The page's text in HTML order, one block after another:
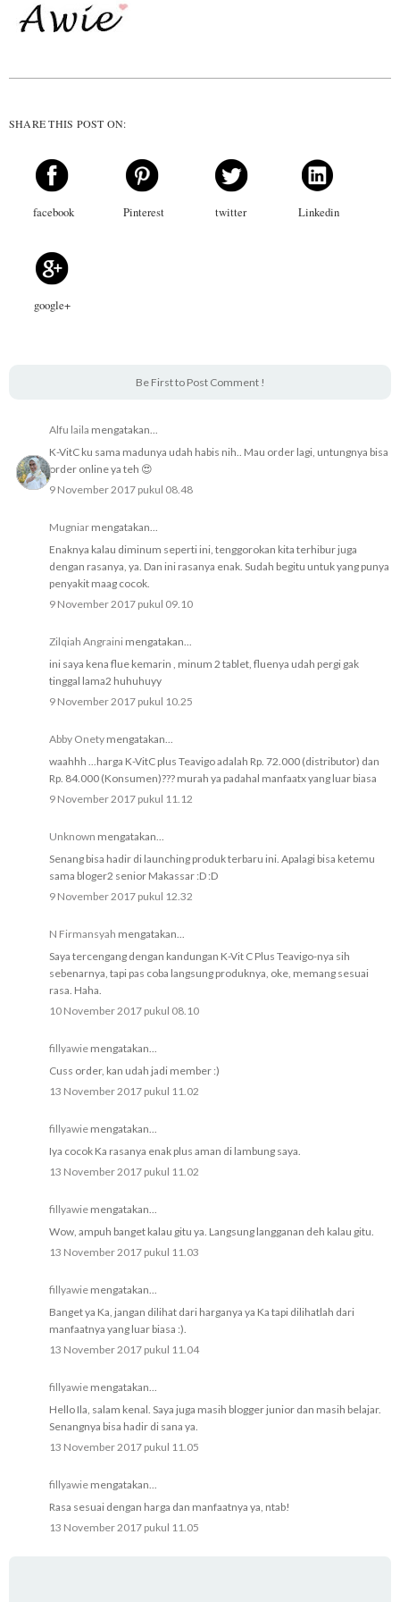
SHARE THIS POST ON:
facebook Pinterest twitter Linkedin
google+
Be First to Post Comment !
Alfu laila mengatakan...
K-VitC ku sama madunya udah habis nih.. Mau order lagi, untungnya bisa
order online ya teh 😍
9 November 2017 pukul 08.48
Mugniar mengatakan...
Enaknya kalau diminum seperti ini, tenggorokan kita terhibur juga
dengan rasanya, ya. Dan ini rasanya enak. Sudah begitu untuk yang punya
penyakit maag cocok.
9 November 2017 pukul 09.10
Zilqiah Angraini mengatakan...
ini saya kena flue kemarin , minum 2 tablet, fluenya udah pergi gak
tinggal lama2 huhuhuyy
9 November 2017 pukul 10.25
Abby Onety mengatakan...
waahhh ...harga K-VitC plus Teavigo adalah Rp. 72.000 (distributor) dan
Rp. 84.000 (Konsumen)??? murah ya padahal manfaatx yang luar biasa
9 November 2017 pukul 11.12
Unknown mengatakan...
Senang bisa hadir di launching produk terbaru ini. Apalagi bisa ketemu
sama bloger2 senior Makassar :D :D
9 November 2017 pukul 12.32
N Firmansyah mengatakan...
Saya tercengang dengan kandungan K-Vit C Plus Teavigo-nya sih
sebenarnya, tapi pas coba langsung produknya, oke, memang sesuai
rasa. Haha.
10 November 2017 pukul 08.10
fillyawie mengatakan...
Cuss order, kan udah jadi member :)
13 November 2017 pukul 11.02
fillyawie mengatakan...
Iya cocok Ka rasanya enak plus aman di lambung saya.
13 November 2017 pukul 11.02
fillyawie mengatakan...
Wow, ampuh banget kalau gitu ya. Langsung langganan deh kalau gitu.
13 November 2017 pukul 11.03
fillyawie mengatakan...
Banget ya Ka, jangan dilihat dari harganya ya Ka tapi dilihatlah dari
manfaatnya yang luar biasa :).
13 November 2017 pukul 11.04
fillyawie mengatakan...
Hello Ila, salam kenal. Saya juga masih blogger junior dan masih belajar.
Senangnya bisa hadir di sana ya.
13 November 2017 pukul 11.05
fillyawie mengatakan...
Rasa sesuai dengan harga dan manfaatnya ya, ntab!
13 November 2017 pukul 11.05